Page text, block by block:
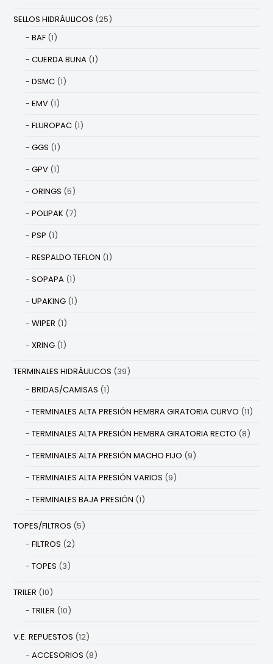
SELLOS HIDRÁULICOS (25)
BAF (1)
CUERDA BUNA (1)
DSMC (1)
EMV (1)
FLUROPAC (1)
GGS (1)
GPV (1)
ORINGS (5)
POLIPAK (7)
PSP (1)
RESPALDO TEFLON (1)
SOPAPA (1)
UPAKING (1)
WIPER (1)
XRING (1)
TERMINALES HIDRÁULICOS (39)
BRIDAS/CAMISAS (1)
TERMINALES ALTA PRESIÓN HEMBRA GIRATORIA CURVO (11)
TERMINALES ALTA PRESIÓN HEMBRA GIRATORIA RECTO (8)
TERMINALES ALTA PRESIÓN MACHO FIJO (9)
TERMINALES ALTA PRESIÓN VARIOS (9)
TERMINALES BAJA PRESIÓN (1)
TOPES/FILTROS (5)
FILTROS (2)
TOPES (3)
TRILER (10)
TRILER (10)
V.E. REPUESTOS (12)
ACCESORIOS (8)